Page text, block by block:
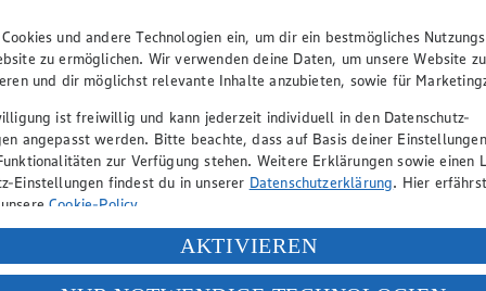
Claus Hollinger (Vorstandsmitglied, Sprecher), Dr. Dirk
gewährt Ihnen jedoch das Recht, den auf dieser Website
und Vervielfältigung von Bildmaterial oder Grafiken aus
verantwortlich. Firma und Anschriften unserer
hin, dass wir nicht an einem Streitbeilegungsverfahren vor einer
und andere Technologien ein, um dir ein bestmögliches
zu ermöglichen. Wir verwenden deine Daten, um unsere Website zu
und dir möglichst relevante Inhalte anzubieten, sowie für
ist freiwillig und kann jederzeit individuell in den Datenschutz-
angepasst werden. Bitte beachte, dass auf Basis deiner
zur Verfügung stehen. Weitere Erklärungen sowie einen
Einstellungen findest du in unserer Datenschutzerklärung. Hier
Cookie-Policy.
deiner personenbezogenen Daten in den USA durch Facebook und
„Aktivieren“ klickst, willigst du im Sinne des Art. 49 Abs. 1 Satz 1 lit.
AKTIVIEREN